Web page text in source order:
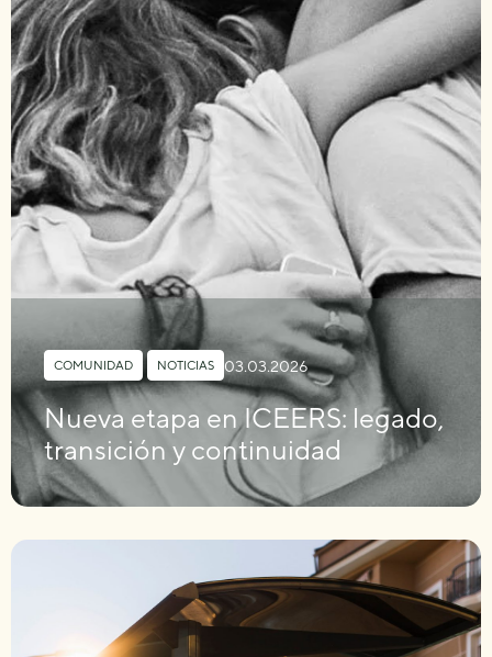
COMUNIDAD NOTICIAS 03.03.2026
Nueva etapa en ICEERS: legado,
transición y continuidad